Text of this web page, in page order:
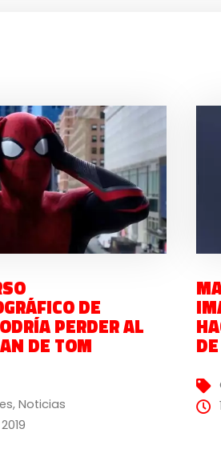
DE
PERDER AL
DE TOM
, Noticias